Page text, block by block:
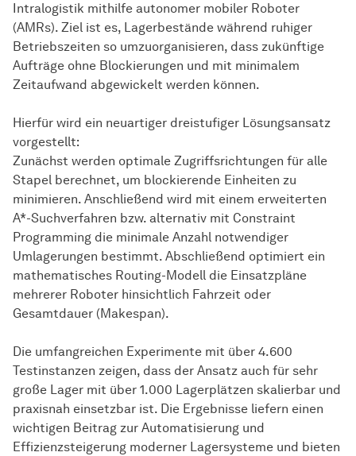
Intralogistik mithilfe autonomer mobiler Roboter
(AMRs). Ziel ist es, Lagerbestände während ruhiger
Betriebszeiten so umzuorganisieren, dass zukünftige
Aufträge ohne Blockierungen und mit minimalem
Zeitaufwand abgewickelt werden können.
Hierfür wird ein neuartiger dreistufiger Lösungsansatz
vorgestellt:
Zunächst werden optimale Zugriffsrichtungen für alle
Stapel berechnet, um blockierende Einheiten zu
minimieren. Anschließend wird mit einem erweiterten
A*-Suchverfahren bzw. alternativ mit Constraint
Programming die minimale Anzahl notwendiger
Umlagerungen bestimmt. Abschließend optimiert ein
mathematisches Routing-Modell die Einsatzpläne
mehrerer Roboter hinsichtlich Fahrzeit oder
Gesamtdauer (Makespan).
Die umfangreichen Experimente mit über 4.600
Testinstanzen zeigen, dass der Ansatz auch für sehr
große Lager mit über 1.000 Lagerplätzen skalierbar und
praxisnah einsetzbar ist. Die Ergebnisse liefern einen
wichtigen Beitrag zur Automatisierung und
Effizienzsteigerung moderner Lagersysteme und bieten